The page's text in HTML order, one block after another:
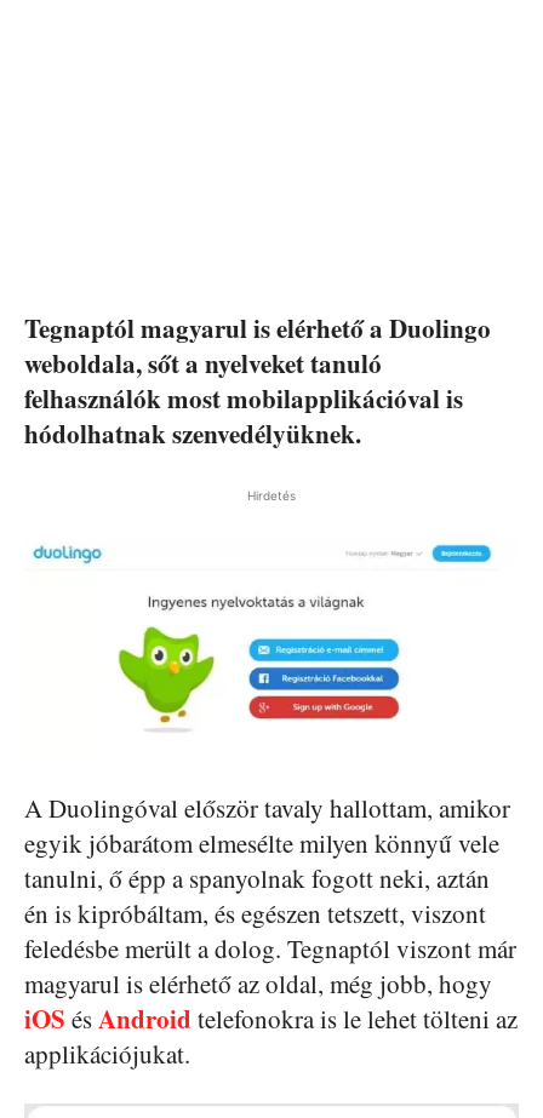
Tegnaptól magyarul is elérhető a Duolingo
weboldala, sőt a nyelveket tanuló
felhasználók most mobilapplikációval is
hódolhatnak szenvedélyüknek.
Hirdetés
A Duolingóval először tavaly hallottam, amikor
egyik jóbarátom elmesélte milyen könnyű vele
tanulni, ő épp a spanyolnak fogott neki, aztán
én is kipróbáltam, és egészen tetszett, viszont
feledésbe merült a dolog. Tegnaptól viszont már
magyarul is elérhető az oldal, még jobb, hogy
iOS ésAndroid telefonokra is le lehet tölteni az
applikációjukat.